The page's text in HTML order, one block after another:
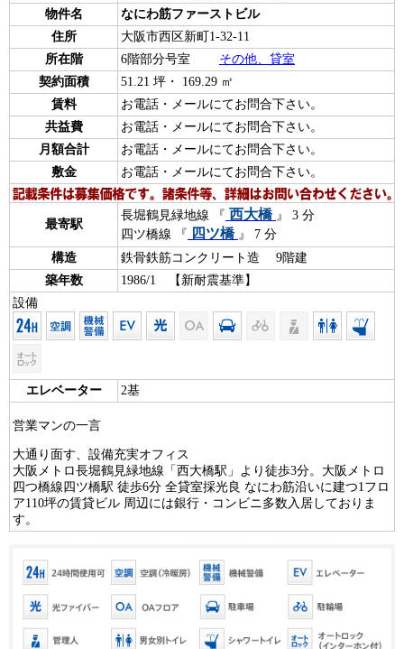
物件名
なにわ筋ファーストビル
住所
大阪市西区新町1-32-11
所在階
6階部分号室 その他、貸室
契約面積
51.21 坪・ 169.29 ㎡
賃料
お電話・メールにてお問合下さい。
共益費
お電話・メールにてお問合下さい。
月額合計
お電話・メールにてお問合下さい。
敷金
お電話・メールにてお問合下さい。
最寄駅
長堀鶴見緑地線 『 西大橋 』 3 分
四ツ橋線 『 四ツ橋 』 7 分
構造
鉄骨鉄筋コンクリート造 9階建
築年数
1986/1 【新耐震基準】
設備
エレベーター 2基
営業マンの一言
大通り面す、設備充実オフィス
大阪メトロ長堀鶴見緑地線「西大橋駅」より徒歩3分。大阪メトロ
四つ橋線四ツ橋駅 徒歩6分 全貸室採光良 なにわ筋沿いに建つ1フロ
ア110坪の賃貸ビル 周辺には銀行・コンビニ多数入居しておりま
す。